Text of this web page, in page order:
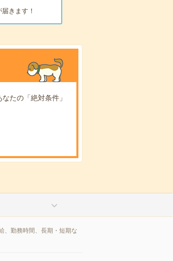
届きます！
たの「絶対条件」
、勤務時間、長期・短期な